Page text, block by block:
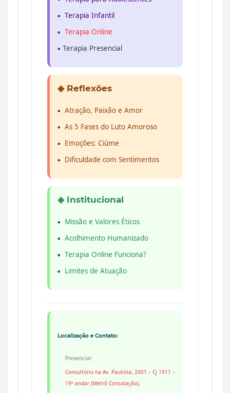
Terapia Infantil
Terapia Online
Terapia Presencial
◈ Reflexões
Atração, Paixão e Amor
As 5 Fases do Luto Amoroso
Emoções: Ciúme
Dificuldade com Sentimentos
◈ Institucional
Missão e Valores Éticos
Acolhimento Humanizado
Terapia Online Funciona?
Limites de Atuação
Localização e Contato:
Presencial:
Consultório na Av. Paulista, 2001 – Cj 1911 –
19º andar (Metrô Consolação),